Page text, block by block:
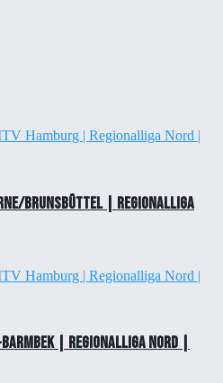
Brunsbüttel | Regionalliga
Barmbek | Regionalliga Nord |